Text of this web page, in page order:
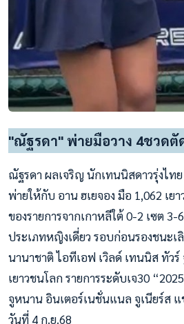
"ณัฐรดา" พ่ายมือวาง 4ชวดตั
ณัฐรดา ผลเจริญ นักเทนนิสดาวรุ่งไท
พ่ายให้กับ อาน ฮเยจอง มือ 1,062 เย
ของรายการจากเกาหลีใต้ 0-2 เซต
ประเภทหญิงเดี่ยว รอบก่อนรองชนะเ
นานาชาติ ไอทีเอฟ เวิลด์ เทนนิส ทัว
เยาวชนโลก รายการระดับเจ30
จูหนาน อินเตอร์เนชั่นแนล จูเนียร์ส
วันที่ 4 ก.ย.68